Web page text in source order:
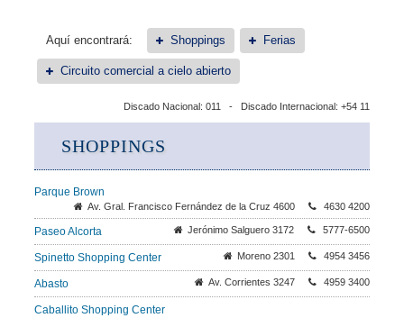
Aquí encontrará: Shoppings Ferias
Circuito comercial a cielo abierto
Discado Nacional: 011 - Discado Internacional: +54 11
SHOPPINGS
Parque Brown
Av. Gral. Francisco Fernández de la Cruz 4600 4630 4200
Paseo Alcorta Jerónimo Salguero 3172 5777-6500
Spinetto Shopping Center Moreno 2301 4954 3456
Abasto Av. Corrientes 3247 4959 3400
Caballito Shopping Center